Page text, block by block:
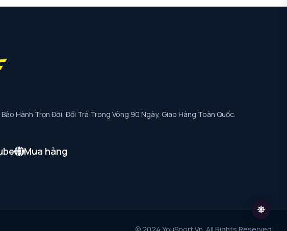
Hành Trọn Đời, Đổi Trả Trong Vòng 90 Ngày, Giao Hàng Toàn Quốc.
Mua hàng